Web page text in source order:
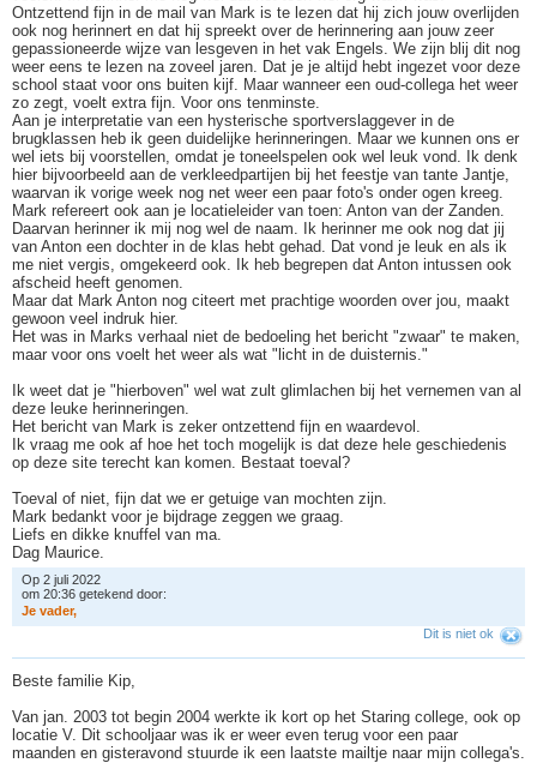
Ontzettend fijn in de mail van Mark is te lezen dat hij zich jouw overlijden
ook nog herinnert en dat hij spreekt over de herinnering aan jouw zeer
gepassioneerde wijze van lesgeven in het vak Engels. We zijn blij dit nog
weer eens te lezen na zoveel jaren. Dat je je altijd hebt ingezet voor deze
school staat voor ons buiten kijf. Maar wanneer een oud-collega het weer
zo zegt, voelt extra fijn. Voor ons tenminste.
Aan je interpretatie van een hysterische sportverslaggever in de
brugklassen heb ik geen duidelijke herinneringen. Maar we kunnen ons er
wel iets bij voorstellen, omdat je toneelspelen ook wel leuk vond. Ik denk
hier bijvoorbeeld aan de verkleedpartijen bij het feestje van tante Jantje,
waarvan ik vorige week nog net weer een paar foto's onder ogen kreeg.
Mark refereert ook aan je locatieleider van toen: Anton van der Zanden.
Daarvan herinner ik mij nog wel de naam. Ik herinner me ook nog dat jij
van Anton een dochter in de klas hebt gehad. Dat vond je leuk en als ik
me niet vergis, omgekeerd ook. Ik heb begrepen dat Anton intussen ook
afscheid heeft genomen.
Maar dat Mark Anton nog citeert met prachtige woorden over jou, maakt
gewoon veel indruk hier.
Het was in Marks verhaal niet de bedoeling het bericht "zwaar" te maken,
maar voor ons voelt het weer als wat "licht in de duisternis."
Ik weet dat je "hierboven" wel wat zult glimlachen bij het vernemen van al
deze leuke herinneringen.
Het bericht van Mark is zeker ontzettend fijn en waardevol.
Ik vraag me ook af hoe het toch mogelijk is dat deze hele geschiedenis
op deze site terecht kan komen. Bestaat toeval?
Toeval of niet, fijn dat we er getuige van mochten zijn.
Mark bedankt voor je bijdrage zeggen we graag.
Liefs en dikke knuffel van ma.
Dag Maurice.
Op 2 juli 2022
om 20:36 getekend door:
Je vader,
Dit is niet ok
Beste familie Kip,
Van jan. 2003 tot begin 2004 werkte ik kort op het Staring college, ook op
locatie V. Dit schooljaar was ik er weer even terug voor een paar
maanden en gisteravond stuurde ik een laatste mailtje naar mijn collega's.